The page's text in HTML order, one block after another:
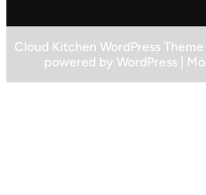
Cloud Kitchen WordPress Theme
powered by WordPress|